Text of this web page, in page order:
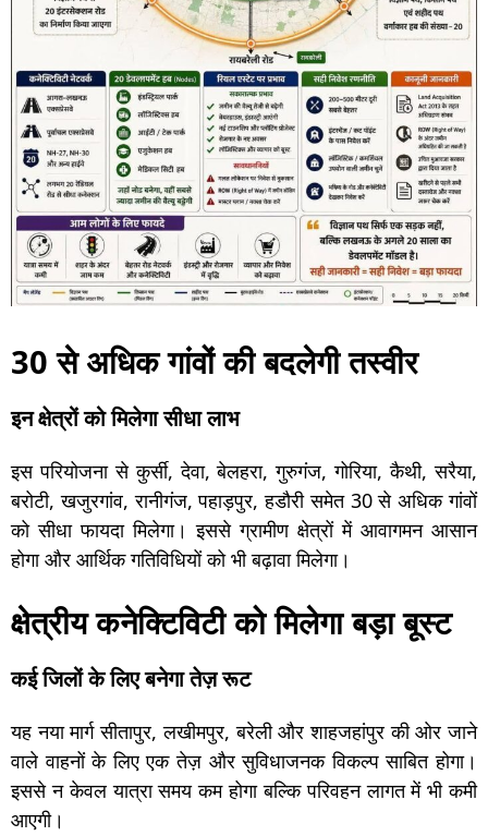
30 से अधिक गांवों की बदलेगी तस्वीर
इन क्षेत्रों को मिलेगा सीधा लाभ
इस परियोजना से कुर्सी, देवा, बेलहरा, गुरुगंज, गोरिया, कैथी, सरैया,
बरोटी, खजुरगांव, रानीगंज, पहाड़पुर, हडौरी समेत 30 से अधिक गांवों
को सीधा फायदा मिलेगा। इससे ग्रामीण क्षेत्रों में आवागमन आसान
होगा और आर्थिक गतिविधियों को भी बढ़ावा मिलेगा।
क्षेत्रीय कनेक्टिविटी को मिलेगा बड़ा बूस्ट
कई जिलों के लिए बनेगा तेज़ रूट
यह नया मार्ग सीतापुर, लखीमपुर, बरेली और शाहजहांपुर की ओर जाने
वाले वाहनों के लिए एक तेज़ और सुविधाजनक विकल्प साबित होगा।
इससे न केवल यात्रा समय कम होगा बल्कि परिवहन लागत में भी कमी
आएगी।